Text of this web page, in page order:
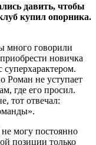
давить, чтобы
купил опорника.
много говорили
новичка
Роман не уступает
где его просил.
тот отвечал:
могу постоянно
позиции только